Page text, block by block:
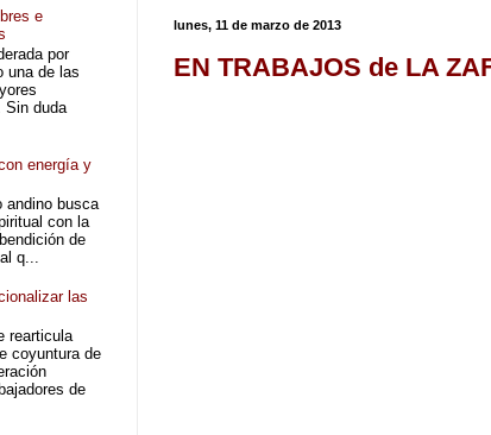
lunes, 11 de marzo de 2013
EN TRABAJOS de LA
e
por
una de las
Sin duda
energía y
andino busca
con la
de
q...
las
rearticula
coyuntura de
de